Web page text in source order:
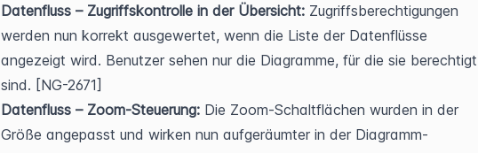
Datenfluss – Zugriffskontrolle in der Übersicht: Zugriffsberechtigungen
werden nun korrekt ausgewertet, wenn die Liste der Datenflüsse
angezeigt wird. Benutzer sehen nur die Diagramme, für die sie berechtigt
sind. [NG-2671]
Datenfluss – Zoom-Steuerung: Die Zoom-Schaltflächen wurden in der
Größe angepasst und wirken nun aufgeräumter in der Diagramm-